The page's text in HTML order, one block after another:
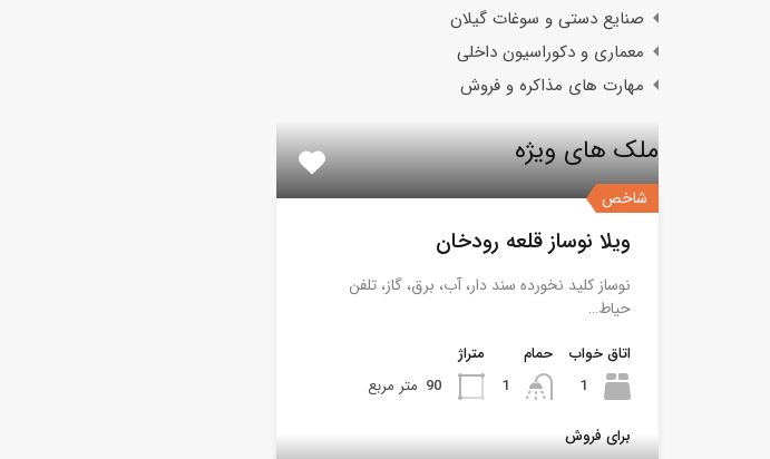
صنایع دستی و سوغات گیلان
معماری و دکوراسیون داخلی
مهارت های مذاکره و فروش
ملک های ویژه
شاخص
ویلا نوساز قلعه رودخان
نوساز کلید نخورده سند دار، آب، برق، گاز، تلفن
حیاط…
اتاق خواب
1
حمام
1
متراژ
90 متر مربع
برای فروش